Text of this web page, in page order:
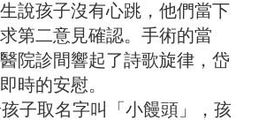
說孩子沒有心跳，他們當下
第二意見確認。手術的當
院診間響起了詩歌旋律，岱
時的安慰。
取名字叫「小饅頭」，孩